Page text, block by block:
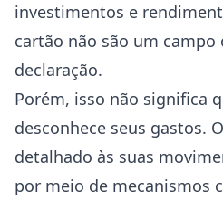
investimentos e
cartão não são um
declaração.
Porém, isso não significa
desconhece seus gastos.
detalhado às suas
por meio de mecanismos